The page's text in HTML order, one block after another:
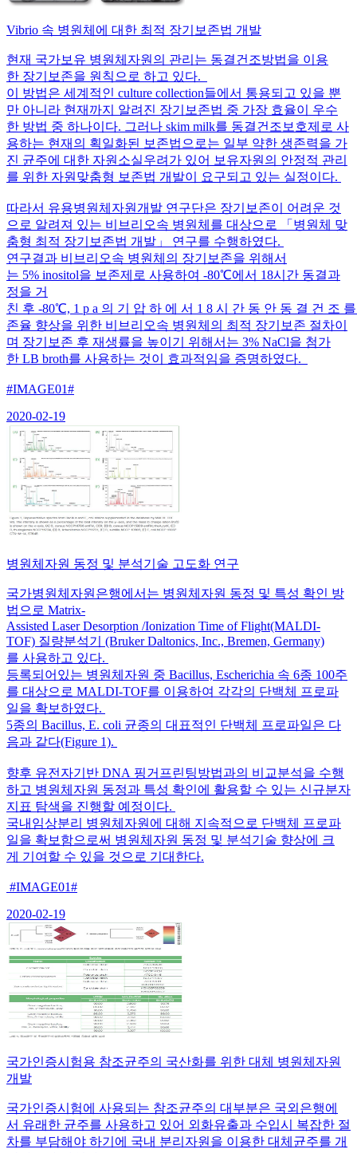
Vibrio 속 병원체에 대한 최적 장기보존법 개발
현재 국가보유 병원체자원의 관리는 동결건조방법을 이용
한 장기보존을 원칙으로 하고 있다.
이 방법은 세계적인 culture collection들에서 통용되고 있을 뿐
만 아니라 현재까지 알려진 장기보존법 중 가장 효율이 우수
한 방법 중 하나이다. 그러나 skim milk를 동결건조보호제로 사
용하는 현재의 획일화된 보존법으로는 일부 약한 생존력을 가
진 균주에 대한 자원소실우려가 있어 보유자원의 안정적 관리
를 위한 자원맞춤형 보존법 개발이 요구되고 있는 실정이다.
따라서 유용병원체자원개발 연구단은 장기보존이 어려운 것
으로 알려져 있는 비브리오속 병원체를 대상으로 「병원체 맞
춤형 최적 장기보존법 개발」 연구를 수행하였다.
연구결과 비브리오속 병원체의 장기보존을 위해서
는 5% inositol을 보존제로 사용하여 -80℃에서 18시간 동결과
정을 거
친 후 -80℃, 1 p a 의 기 압 하 에 서 1 8 시 간 동 안 동 결 건 조
존율 향상을 위한 비브리오속 병원체의 최적 장기보존 절차이
며 장기보존 후 재생률을 높이기 위해서는 3% NaCl을 첨가
한 LB broth를 사용하는 것이 효과적임을 증명하였다.
#IMAGE01#
2020-02-19
병원체자원 동정 및 분석기술 고도화 연구
국가병원체자원은행에서는 병원체자원 동정 및 특성 확인 방
법으로 Matrix-
Assisted Laser Desorption /Ionization Time of Flight(MALDI-
TOF) 질량분석기 (Bruker Daltonics, Inc., Bremen, Germany)
를 사용하고 있다.
등록되어있는 병원체자원 중 Bacillus, Escherichia 속 6종 100주
를 대상으로 MALDI-TOF를 이용하여 각각의 단백체 프로파
일을 확보하였다.
5종의 Bacillus, E. coli 균종의 대표적인 단백체 프로파일은 다
음과 같다(Figure 1).
향후 유전자기반 DNA 핑거프린팅방법과의 비교분석을 수행
하고 병원체자원 동정과 특성 확인에 활용할 수 있는 신규분자
지표 탐색을 진행할 예정이다.
국내임상분리 병원체자원에 대해 지속적으로 단백체 프로파
일을 확보함으로써 병원체자원 동정 및 분석기술 향상에 크
게 기여할 수 있을 것으로 기대한다.
#IMAGE01#
2020-02-19
국가인증시험용 참조균주의 국산화를 위한 대체 병원체자원
개발
국가인증시험에 사용되는 참조균주의 대부분은 국외은행에
서 유래한 균주를 사용하고 있어 외화유출과 수입시 복잡한 절
차를 부담해야 하기에 국내 분리자원을 이용한 대체균주를 개